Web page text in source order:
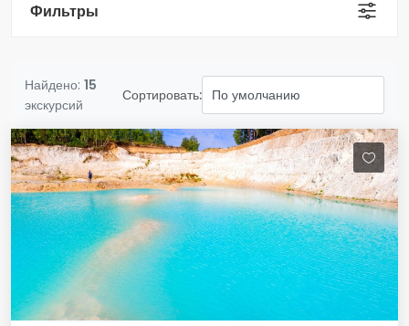
Фильтры
Найдено: 15
экскурсий
Сортировать: